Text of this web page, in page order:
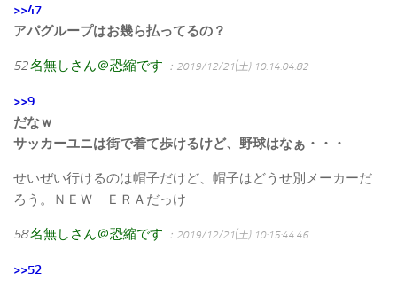
>>47
アパグループはお幾ら払ってるの？
52名無しさん＠恐縮です ：2019/12/21(土) 10:14:04.82
>>9
だなｗ
サッカーユニは街で着て歩けるけど、野球はなぁ・・・
せいぜい行けるのは帽子だけど、帽子はどうせ別メーカーだ
ろう。ＮＥＷ ＥＲＡだっけ
58名無しさん＠恐縮です ：2019/12/21(土) 10:15:44.46
>>52